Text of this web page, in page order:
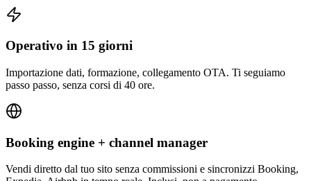
Operativo in 15 giorni
Importazione dati, formazione, collegamento OTA. Ti seguiamo
passo passo, senza corsi di 40 ore.
Booking engine + channel manager
Vendi diretto dal tuo sito senza commissioni e sincronizzi Booking,